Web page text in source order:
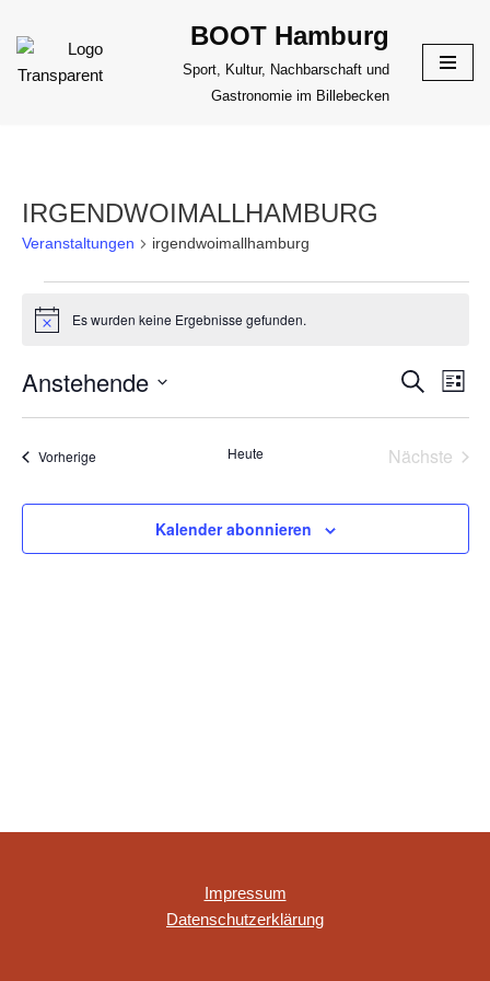
Zum
Inhalt
BOOT Hamburg
Sport, Kultur, Nachbarschaft und
Gastronomie im Billebecken
IRGENDWOIMALLHAMBURG
Veranstaltungen irgendwoimallhamburg
HinweisEs wurden keine Ergebnisse gefunden.
SUCHE
UND
Suche
Liste
Anstehende
VorherigeVeranstaltungen Heute
Nächste
Kalender abonnieren
Impressum
Datenschutzerklärung